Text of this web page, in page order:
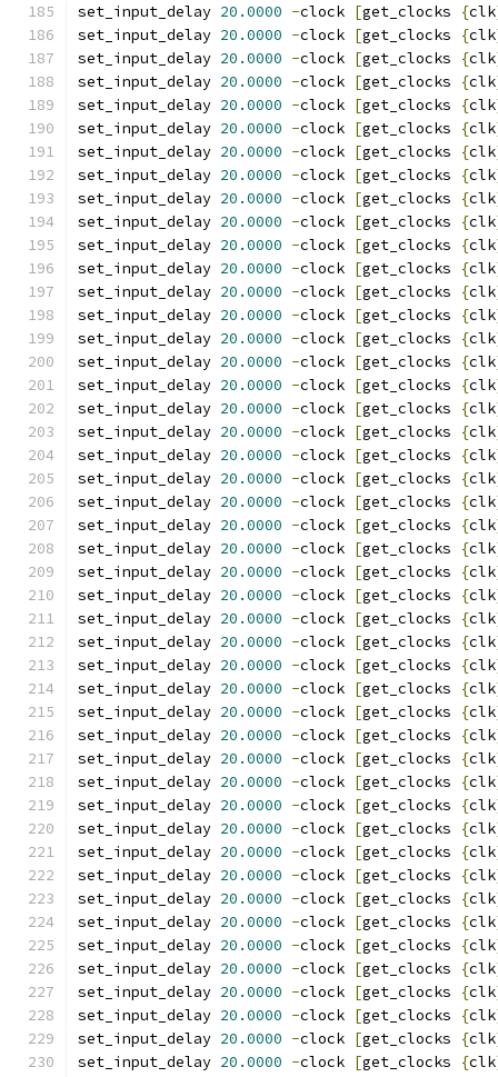
set_input_delay 20.0000 -clock [get_clocks {clk
set_input_delay 20.0000 -clock [get_clocks {clk
set_input_delay 20.0000 -clock [get_clocks {clk
set_input_delay 20.0000 -clock [get_clocks {clk
set_input_delay 20.0000 -clock [get_clocks {clk
set_input_delay 20.0000 -clock [get_clocks {clk
set_input_delay 20.0000 -clock [get_clocks {clk
set_input_delay 20.0000 -clock [get_clocks {clk
set_input_delay 20.0000 -clock [get_clocks {clk
set_input_delay 20.0000 -clock [get_clocks {clk
set_input_delay 20.0000 -clock [get_clocks {clk
set_input_delay 20.0000 -clock [get_clocks {clk
set_input_delay 20.0000 -clock [get_clocks {clk
set_input_delay 20.0000 -clock [get_clocks {clk
set_input_delay 20.0000 -clock [get_clocks {clk
set_input_delay 20.0000 -clock [get_clocks {clk
set_input_delay 20.0000 -clock [get_clocks {clk
set_input_delay 20.0000 -clock [get_clocks {clk
set_input_delay 20.0000 -clock [get_clocks {clk
set_input_delay 20.0000 -clock [get_clocks {clk
set_input_delay 20.0000 -clock [get_clocks {clk
set_input_delay 20.0000 -clock [get_clocks {clk
set_input_delay 20.0000 -clock [get_clocks {clk
set_input_delay 20.0000 -clock [get_clocks {clk
set_input_delay 20.0000 -clock [get_clocks {clk
set_input_delay 20.0000 -clock [get_clocks {clk
set_input_delay 20.0000 -clock [get_clocks {clk
set_input_delay 20.0000 -clock [get_clocks {clk
set_input_delay 20.0000 -clock [get_clocks {clk
set_input_delay 20.0000 -clock [get_clocks {clk
set_input_delay 20.0000 -clock [get_clocks {clk
set_input_delay 20.0000 -clock [get_clocks {clk
set_input_delay 20.0000 -clock [get_clocks {clk
set_input_delay 20.0000 -clock [get_clocks {clk
set_input_delay 20.0000 -clock [get_clocks {clk
set_input_delay 20.0000 -clock [get_clocks {clk
set_input_delay 20.0000 -clock [get_clocks {clk
set_input_delay 20.0000 -clock [get_clocks {clk
set_input_delay 20.0000 -clock [get_clocks {clk
set_input_delay 20.0000 -clock [get_clocks {clk
set_input_delay 20.0000 -clock [get_clocks {clk
set_input_delay 20.0000 -clock [get_clocks {clk
set_input_delay 20.0000 -clock [get_clocks {clk
set_input_delay 20.0000 -clock [get_clocks {clk
set_input_delay 20.0000 -clock [get_clocks {clk
set_input_delay 20.0000 -clock [get_clocks {clk